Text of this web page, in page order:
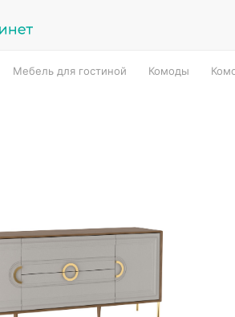
Мебель для гостиной Комоды